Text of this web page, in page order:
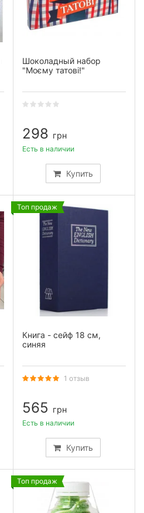
Шоколадный набор
"Моєму татові!"
298 грн
Купить
Есть в наличии
Топ продаж
Книга - сейф 18 см,
синяя
1 отзыв
565 грн
Купить
Есть в наличии
Топ продаж